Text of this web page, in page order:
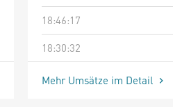
18:46:17
18:30:32
Mehr Umsätze im Detail